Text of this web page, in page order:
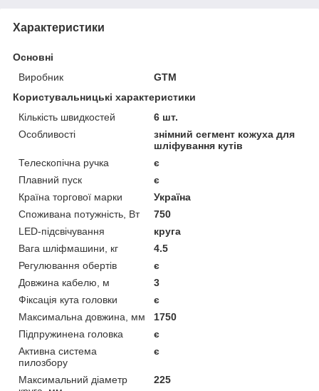
Характеристики
Основні
Виробник
GTM
Користувальницькі характеристики
Кількість швидкостей
6 шт.
Особливості
знімний сегмент кожуха для
шліфування кутів
Телескопічна ручка
є
Плавний пуск
є
Країна торгової марки
Україна
Споживана потужність, Вт
750
LED-підсвічування
круга
Вага шліфмашини, кг
4.5
Регулювання обертів
є
Довжина кабелю, м
3
Фіксація кута головки
є
Максимальна довжина, мм
1750
Підпружинена головка
є
Активна система
пилозбору
є
Максимальний діаметр
225